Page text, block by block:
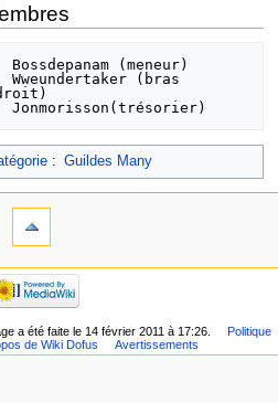
(bras
: Guildes Many
a été faite le 14 février 2011 à 17:26.
Politique
de Wiki Dofus Avertissements